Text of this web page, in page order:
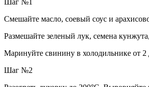
Смешайте масло, соевый соус и
Размешайте зеленый лук, семена
Маринуйте свинину в холодильнике от 2
Шаг №2